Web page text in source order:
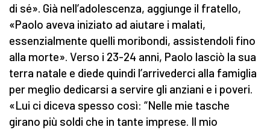
di sé». Già nell’adolescenza, aggiunge il fratello,
«Paolo aveva iniziato ad aiutare i malati,
essenzialmente quelli moribondi, assistendoli fino
alla morte». Verso i 23-24 anni, Paolo lasciò la sua
terra natale e diede quindi l’arrivederci alla famiglia
per meglio dedicarsi a servire gli anziani e i poveri.
«Lui ci diceva spesso così: “Nelle mie tasche
girano più soldi che in tante imprese. Il mio